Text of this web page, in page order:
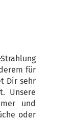
für
Dir sehr
Unsere
und
oder